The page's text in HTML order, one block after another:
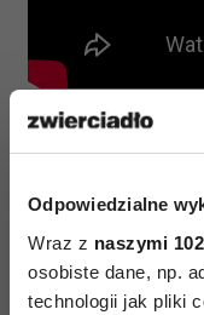
Odpowiedzialne
Wraz z naszymi
osobiste dane, np.
technologii jak pliki
Oscary za role
do Marka